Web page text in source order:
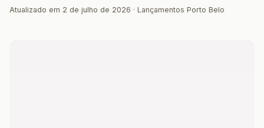
Atualizado em 2 de julho de 2026 · Lançamentos Porto Belo